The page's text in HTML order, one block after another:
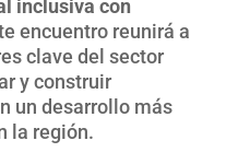
inclusiva con
encuentro reunirá a
clave del sector
y construir
un desarrollo más
la región.